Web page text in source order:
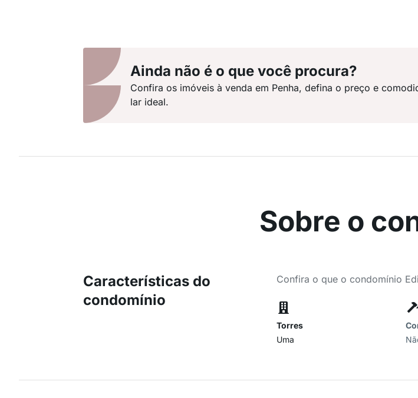
Ainda não é o que você procura?
Confira os imóveis à venda em Penha, defina o preço e
lar ideal.
Sobre o
Características do
condomínio
Confira o que o condomínio
Torres
Uma